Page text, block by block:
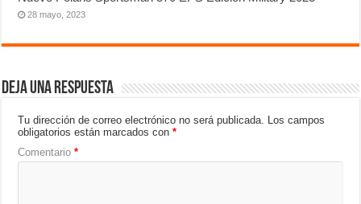
28 mayo, 2023
Deja una respuesta
Tu dirección de correo electrónico no será publicada. Los campos
obligatorios están marcados con*
Comentario*